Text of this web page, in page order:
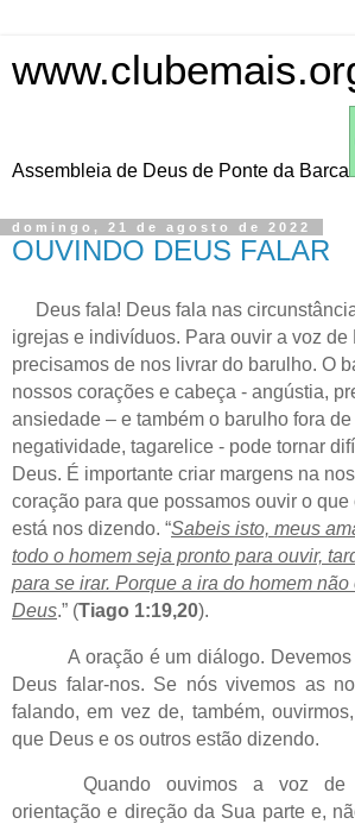
Assembleia de Deus de Ponte da Barca
domingo, 21 de agosto de 2022
OUVINDO DEUS FALAR
Deus fala! Deus fala nas
igrejas e indivíduos. Para ouvir a voz de
precisamos de nos livrar do barulho. O
nossos corações e cabeça - angústia,
ansiedade – e também o barulho fora
negatividade, tagarelice - pode tornar
Deus. É importante criar margens na
coração para que possamos ouvir o
está nos dizendo. “Sabeis isto, meus
todo o homem seja pronto para ouvir,
para se irar. Porque a ira do homem
Deus.” (Tiago 1:19,20).
A oração é um diálogo.
Deus falar-nos. Se nós vivemos as
falando, em vez de, também,
que Deus e os outros estão dizendo.
Quando ouvimos a voz de
orientação e direção da Sua parte e,